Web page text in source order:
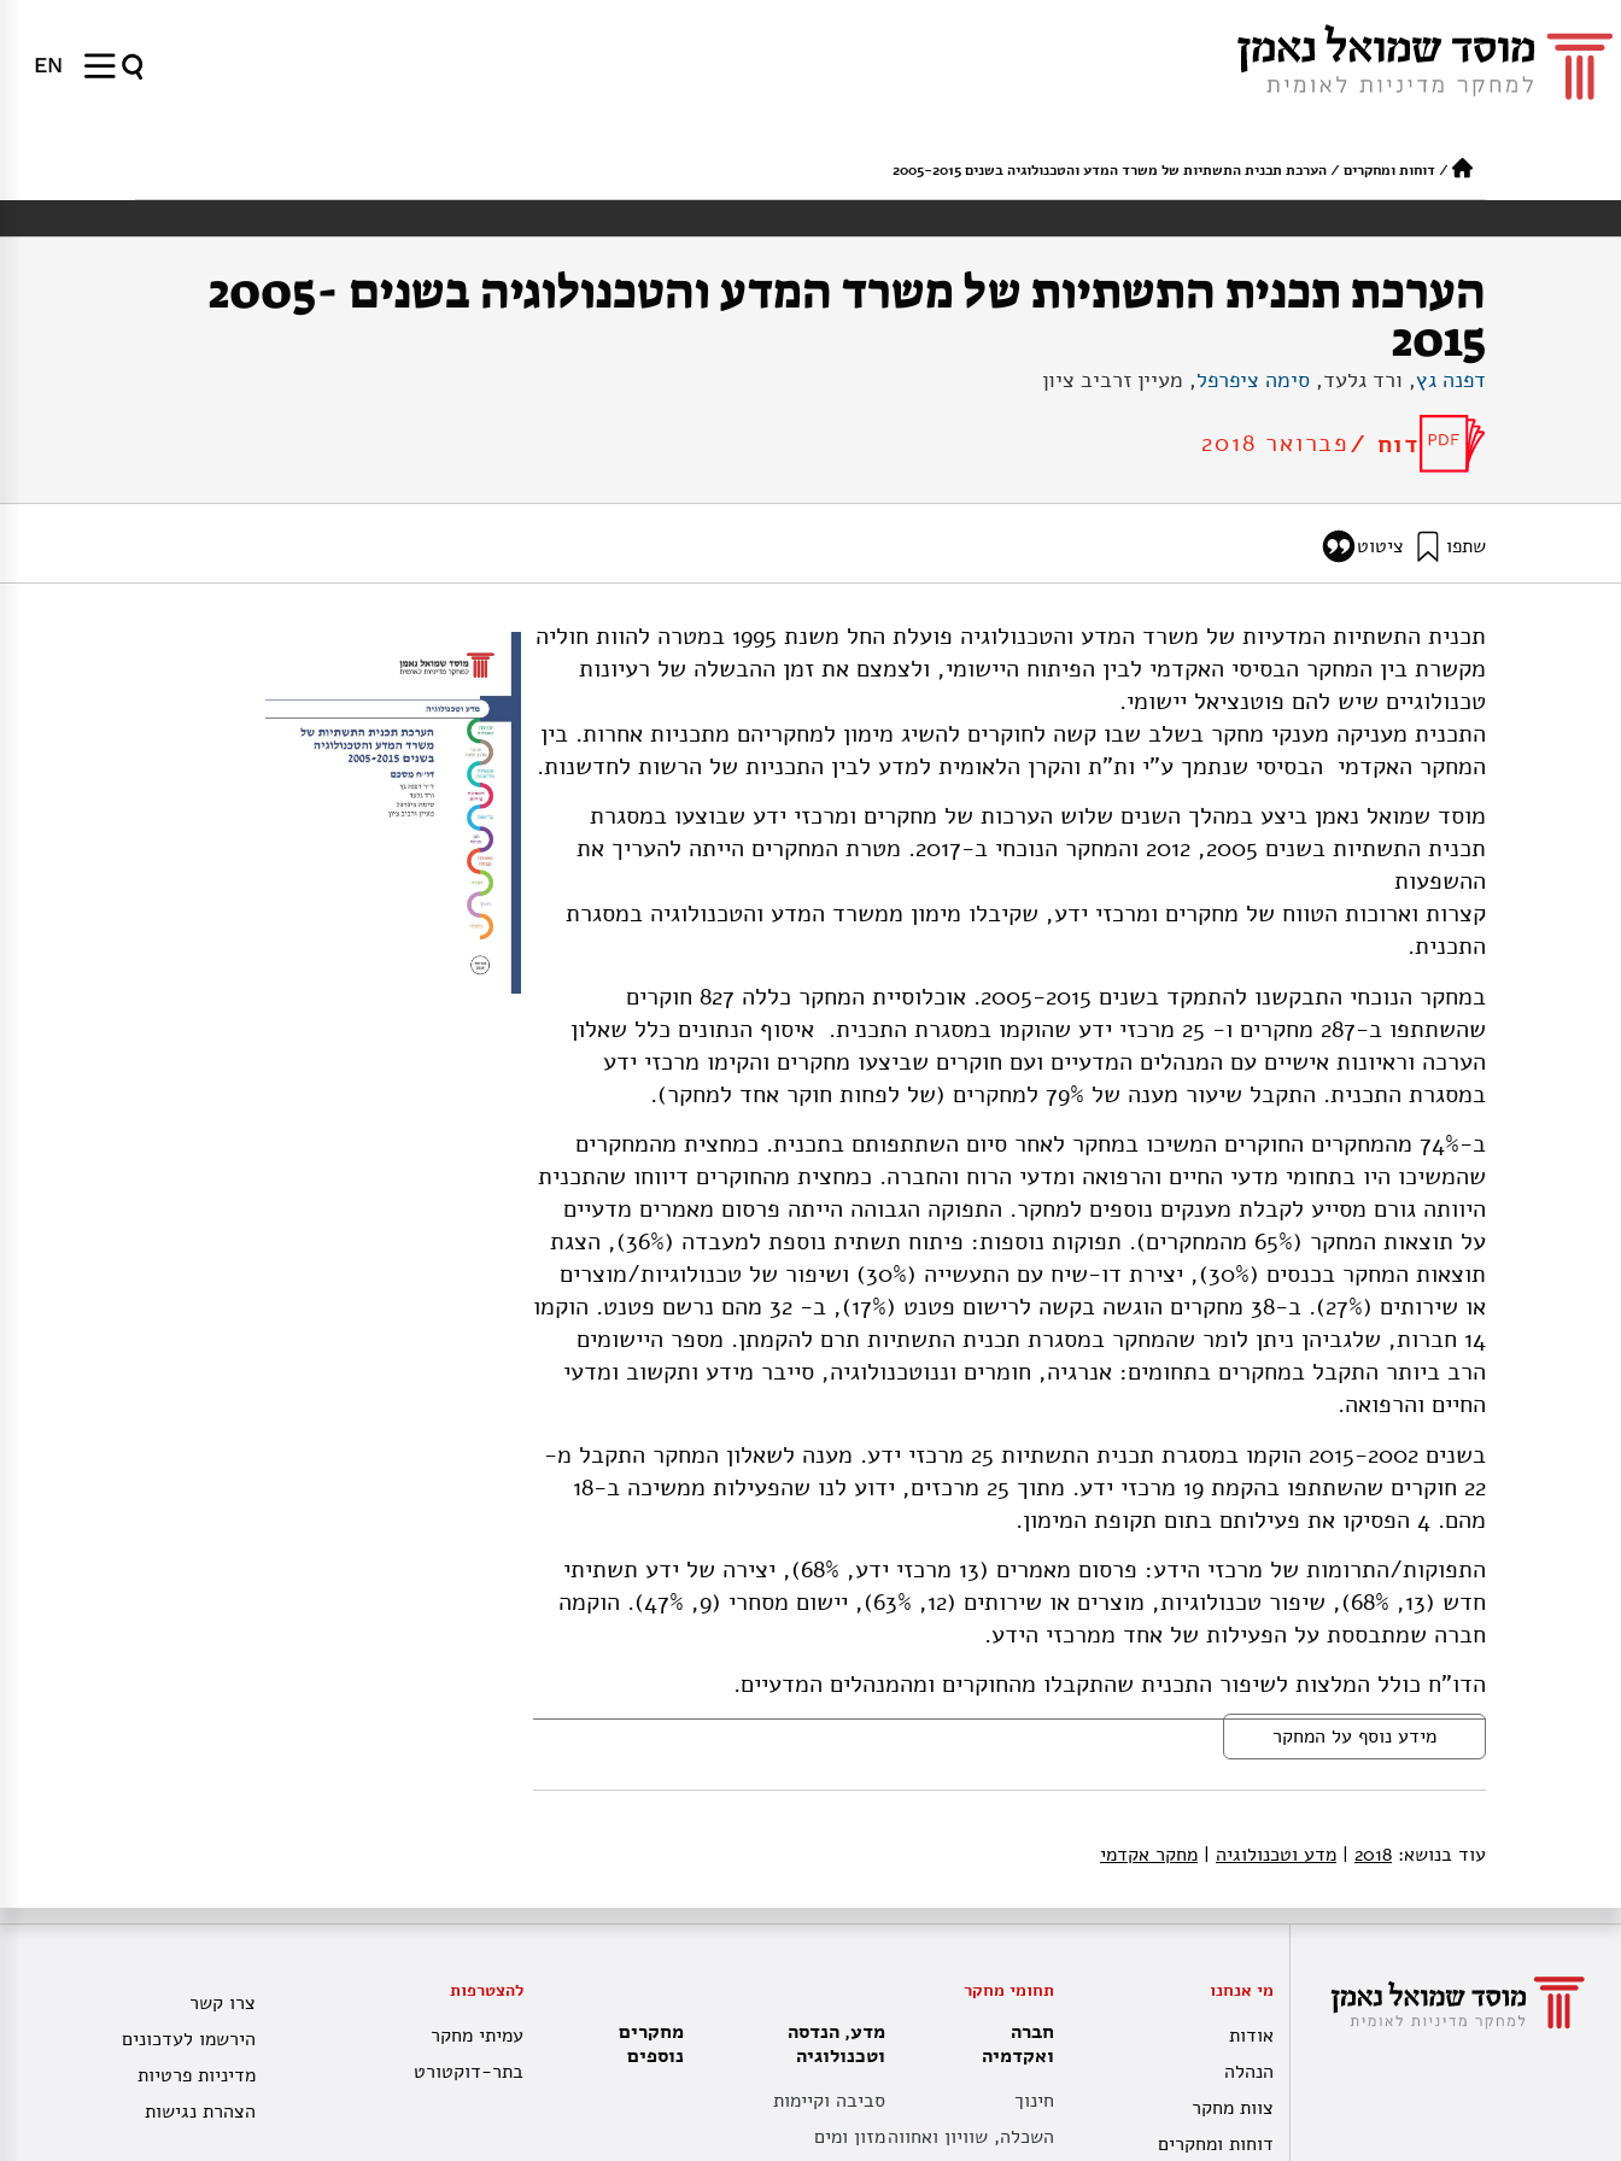
EN
/דוחות ומחקרים /הערכת תכנית התשתיות של משרד המדע והטכנולוגיה בשנים 2005-2015
הערכת תכנית התשתיות של משרד המדע והטכנולוגיה בשנים 2005-
2015
דפנה גץ, ורד גלעד, סימה ציפרפל, מעיין זרביב ציון
דוח /פברואר 2018
שתפו ציטוט
תכנית התשתיות המדעיות של משרד המדע והטכנולוגיה פועלת החל משנת 1995 במטרה להוות חוליה
מקשרת בין המחקר הבסיסי האקדמי לבין הפיתוח היישומי, ולצמצם את זמן ההבשלה של רעיונות
טכנולוגיים שיש להם פוטנציאל יישומי.
התכנית מעניקה מענקי מחקר בשלב שבו קשה לחוקרים להשיג מימון למחקריהם מתכניות אחרות. בין
המחקר האקדמי הבסיסי שנתמך ע"י ות"ת והקרן הלאומית למדע לבין התכניות של הרשות לחדשנות.
מוסד שמואל נאמן ביצע במהלך השנים שלוש הערכות של מחקרים ומרכזי ידע שבוצעו במסגרת
תכנית התשתיות בשנים 2005, 2012 והמחקר הנוכחי ב-2017. מטרת המחקרים הייתה להעריך את
ההשפעות
קצרות וארוכות הטווח של מחקרים ומרכזי ידע, שקיבלו מימון ממשרד המדע והטכנולוגיה במסגרת
התכנית.
במחקר הנוכחי התבקשנו להתמקד בשנים 2005-2015. אוכלוסיית המחקר כללה 827 חוקרים
שהשתתפו ב-287 מחקרים ו- 25 מרכזי ידע שהוקמו במסגרת התכנית. איסוף הנתונים כלל שאלון
הערכה וראיונות אישיים עם המנהלים המדעיים ועם חוקרים שביצעו מחקרים והקימו מרכזי ידע
במסגרת התכנית. התקבל שיעור מענה של 79% למחקרים (של לפחות חוקר אחד למחקר).
ב-74% מהמחקרים החוקרים המשיכו במחקר לאחר סיום השתתפותם בתכנית. כמחצית מהמחקרים
שהמשיכו היו בתחומי מדעי החיים והרפואה ומדעי הרוח והחברה. כמחצית מהחוקרים דיווחו שהתכנית
היוותה גורם מסייע לקבלת מענקים נוספים למחקר. התפוקה הגבוהה הייתה פרסום מאמרים מדעיים
על תוצאות המחקר (65% מהמחקרים). תפוקות נוספות: פיתוח תשתית נוספת למעבדה (36%), הצגת
תוצאות המחקר בכנסים (30%), יצירת דו-שיח עם התעשייה (30%) ושיפור של טכנולוגיות/מוצרים
או שירותים (27%). ב-38 מחקרים הוגשה בקשה לרישום פטנט (17%), ב- 32 מהם נרשם פטנט. הוקמו
14 חברות, שלגביהן ניתן לומר שהמחקר במסגרת תכנית התשתיות תרם להקמתן. מספר היישומים
הרב ביותר התקבל במחקרים בתחומים: אנרגיה, חומרים וננוטכנולוגיה, סייבר מידע ותקשוב ומדעי
החיים והרפואה.
בשנים 2015-2002 הוקמו במסגרת תכנית התשתיות 25 מרכזי ידע. מענה לשאלון המחקר התקבל מ-
22 חוקרים שהשתתפו בהקמת 19 מרכזי ידע. מתוך 25 מרכזים, ידוע לנו שהפעילות ממשיכה ב-18
מהם. 4 הפסיקו את פעילותם בתום תקופת המימון.
התפוקות/התרומות של מרכזי הידע: פרסום מאמרים (13 מרכזי ידע, 68%), יצירה של ידע תשתיתי
חדש (13, 68%), שיפור טכנולוגיות, מוצרים או שירותים (12, 63%), יישום מסחרי (9, 47%). הוקמה
חברה שמתבססת על הפעילות של אחד ממרכזי הידע.
הדו"ח כולל המלצות לשיפור התכנית שהתקבלו מהחוקרים ומהמנהלים המדעיים.
מידע נוסף על המחקר
עוד בנושא: 2018
| מדע וטכנולוגיה | מחקר אקדמי
מי אנחנו
אודות
הנהלה
צוות מחקר
דוחות ומחקרים
תחומי מחקר
חברה
ואקדמיה
חינוך
השכלה, שוויון ואחווה
מדע, הנדסה
וטכנולוגיה
סביבה וקיימות
מזון ומים
מחקרים
נוספים
להצטרפות
עמיתי מחקר
בתר-דוקטורט
צרו קשר
הירשמו לעדכונים
מדיניות פרטיות
הצהרת נגישות